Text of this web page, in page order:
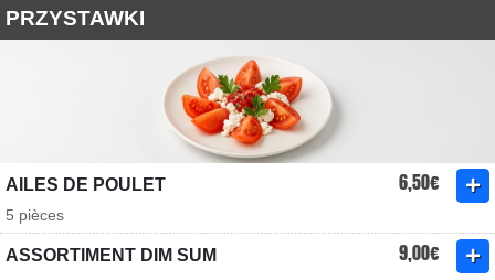
PRZYSTAWKI
AILES DE POULET 6,50€
5 pièces
ASSORTIMENT DIM SUM 9,00€